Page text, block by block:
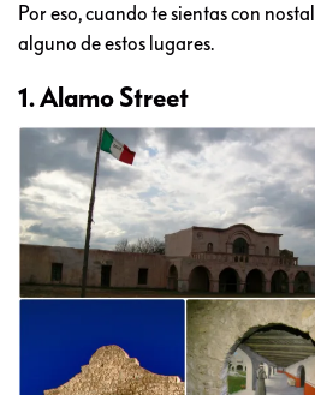
Por eso, cuando te sientas con
alguno de estos lugares.
1. Alamo Street